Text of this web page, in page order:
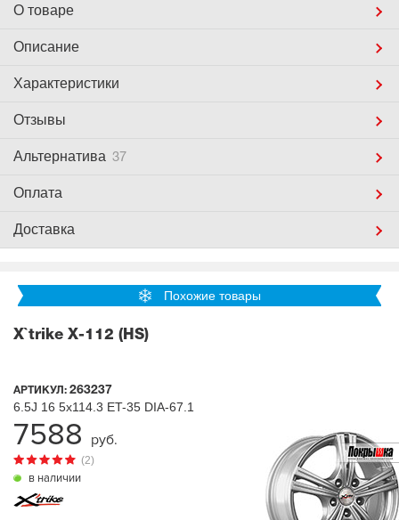
О товаре
Описание
Характеристики
Отзывы
Альтернатива 37
Оплата
Доставка
Похожие товары
X`trike X-112 (HS)
АРТИКУЛ: 263237
в наличии
(2)
6.5J 16 5x114.3 ET-35 DIA-67.1
7588 руб.